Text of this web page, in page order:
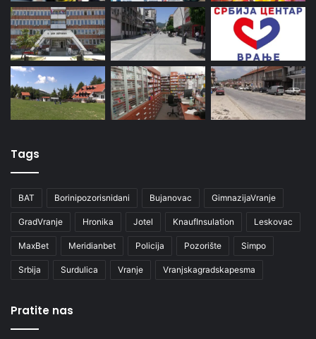
Tags
BAT Borinipozorisnidani Bujanovac GimnazijaVranje
GradVranje Hronika Jotel KnaufInsulation Leskovac
MaxBet Meridianbet Policija Pozorište Simpo
Srbija Surdulica Vranje Vranjskagradskapesma
Pratite nas